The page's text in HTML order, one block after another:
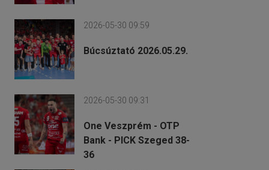
2026-05-30 09:59
Búcsúztató 2026.05.29.
2026-05-30 09:31
One Veszprém - OTP
Bank - PICK Szeged 38-
36